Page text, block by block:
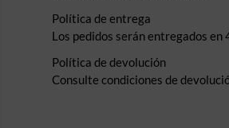
Política de entrega
Los pedidos serán entregados en
Política de devolución
Consulte condiciones de